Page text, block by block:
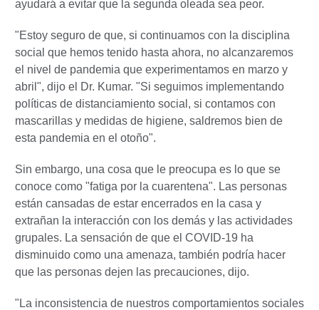
ayudará a evitar que la segunda oleada sea peor.
"Estoy seguro de que, si continuamos con la disciplina
social que hemos tenido hasta ahora, no alcanzaremos
el nivel de pandemia que experimentamos en marzo y
abril", dijo el Dr. Kumar. "Si seguimos implementando
políticas de distanciamiento social, si contamos con
mascarillas y medidas de higiene, saldremos bien de
esta pandemia en el otoño".
Sin embargo, una cosa que le preocupa es lo que se
conoce como "fatiga por la cuarentena". Las personas
están cansadas de estar encerrados en la casa y
extrañan la interacción con los demás y las actividades
grupales. La sensación de que el COVID-19 ha
disminuido como una amenaza, también podría hacer
que las personas dejen las precauciones, dijo.
"La inconsistencia de nuestros comportamientos sociales